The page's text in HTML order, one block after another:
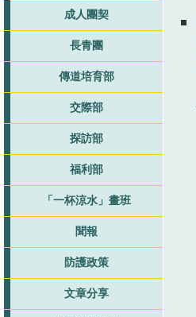
成人團契
長青團
傳道培育部
交際部
探訪部
福利部
「一杯涼水」畫班
聞報
防護政策
文章分享